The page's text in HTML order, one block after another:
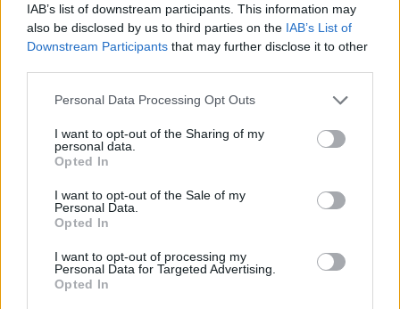
IAB’s list of downstream participants. This information may
also be disclosed by us to third parties on the IAB’s List of
Downstream Participants that may further disclose it to other
Please note that this website/app uses one or more Google
not limited to your visit or usage behaviour. You may click to
grant or deny consent to Google and its third-party tags to
use your data for below specified purposes in below Google
consent section.
Personal Data Processing Opt Outs
I want to opt-out of the Sharing of my
personal data.
Opted In
I want to opt-out of the Sale of my
Personal Data.
Opted In
I want to opt-out of processing my
Personal Data for Targeted Advertising.
Opted In